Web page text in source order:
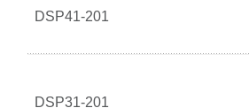
DSP41-201
DSP31-201